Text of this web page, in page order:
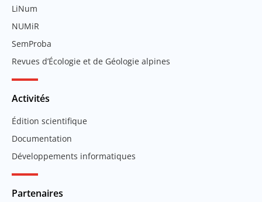
LiNum
NUMiR
SemProba
Revues d’Écologie et de Géologie alpines
Activités
Édition scientifique
Documentation
Développements informatiques
Partenaires